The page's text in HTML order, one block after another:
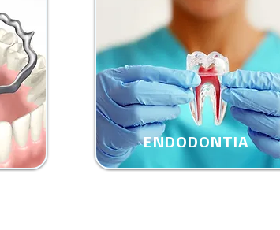
ENDODONTIA